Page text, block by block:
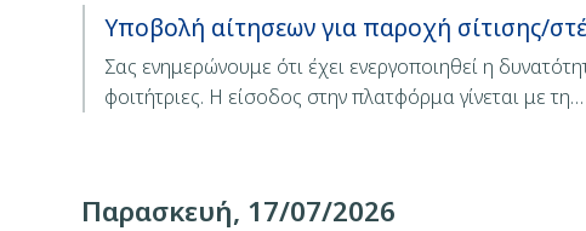
Υποβολή αίτησεων για παροχή σίτισης/
Σας ενημερώνουμε ότι έχει ενεργοποιηθεί η
φοιτήτριες. Η είσοδος στην πλατφόρμα γίνεται με τη…
Παρασκευή, 17/07/2026